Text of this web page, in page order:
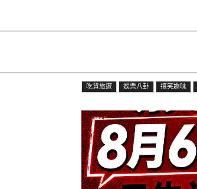
吃貨旅遊 娛樂八卦 搞笑趣味